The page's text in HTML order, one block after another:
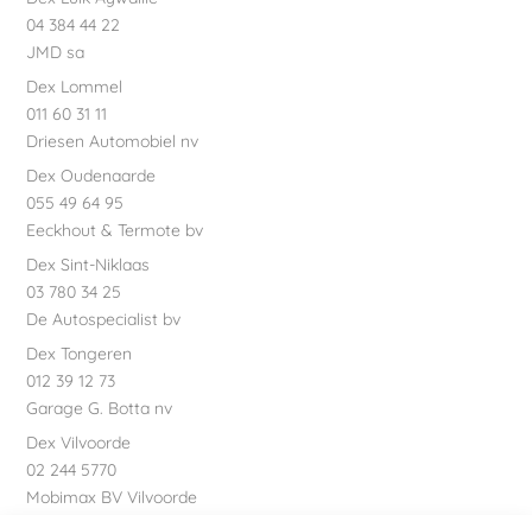
04 384 44 22
JMD sa
Dex Lommel
011 60 31 11
Driesen Automobiel nv
Dex Oudenaarde
055 49 64 95
Eeckhout & Termote bv
Dex Sint-Niklaas
03 780 34 25
De Autospecialist bv
Dex Tongeren
012 39 12 73
Garage G. Botta nv
Dex Vilvoorde
02 244 5770
Mobimax BV Vilvoorde